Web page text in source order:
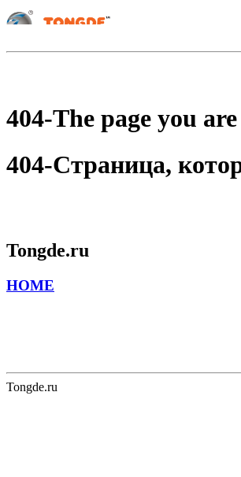
404-The page you
404-Страница,
Tongde.ru
HOME
Tongde.ru